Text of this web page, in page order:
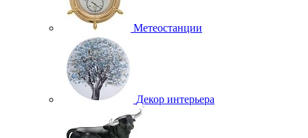
Метеостанции
Декор интерьера